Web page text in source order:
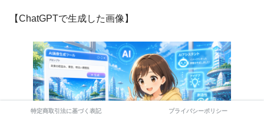
【ChatGPTで生成した画像】
特定商取引法に基づく表記 プライバシーポリシー